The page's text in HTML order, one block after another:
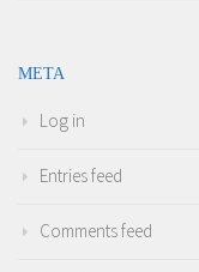
META
Log in
Entries feed
Comments feed